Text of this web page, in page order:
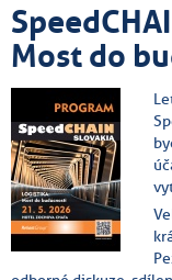
Most do